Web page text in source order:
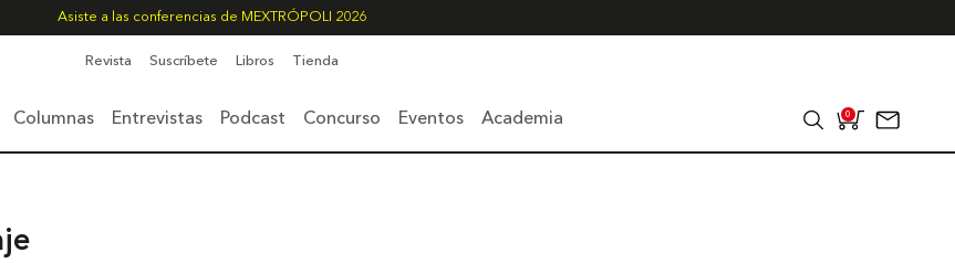
Asiste a las conferencias de MEXTRÓPOLI 2026
Revista Suscríbete Libros Tienda
Columnas Entrevistas Podcast Concurso Eventos Academia 0